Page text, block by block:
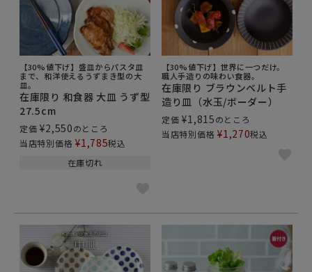
【30%値下げ】盛皿からパスタ皿
まで、和洋使えるうずまき型の大
皿。
在庫限り 和食器 大皿 うず型
27.5cm
定価 ¥2,550のところ
当店特別価格 ¥1,785税込
在庫切れ
【30%値下げ】世界に一つだけ。
職人手造りの味わい食器。
在庫限り ブラウンベルト手
造り皿（水玉/ボーダー）
定価 ¥1,815のところ
当店特別価格 ¥1,270税込